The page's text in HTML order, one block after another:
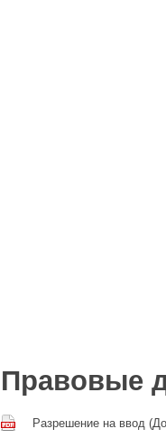
Правовые
Разрешение на ввод